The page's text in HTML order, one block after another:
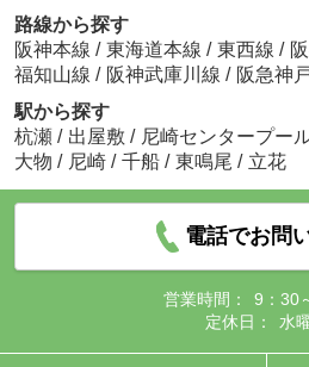
路線から探す
阪神本線 / 東海道本線 / 東西線 /
福知山線 / 阪神武庫川線 / 阪急神
駅から探す
杭瀬 / 出屋敷 / 尼崎センタープー
大物 / 尼崎 / 千船 / 東鳴尾 / 立花
電話でお問
営業時間：
9：30
定休日：
水